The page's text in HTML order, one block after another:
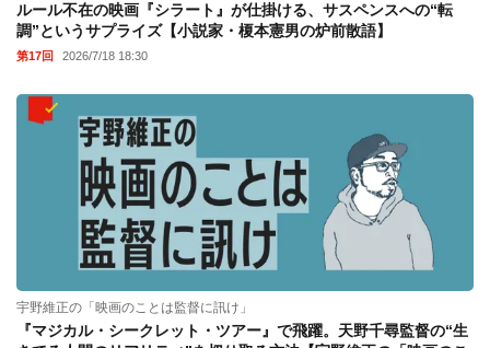
ルール不在の映画『シラート』が仕掛ける、サスペンスへの“転
調”というサプライズ【小説家・榎本憲男の炉前散語】
第17回 2026/7/18 18:30
宇野維正の「映画のことは監督に訊け」
『マジカル・シークレット・ツアー』で飛躍。天野千尋監督の“生